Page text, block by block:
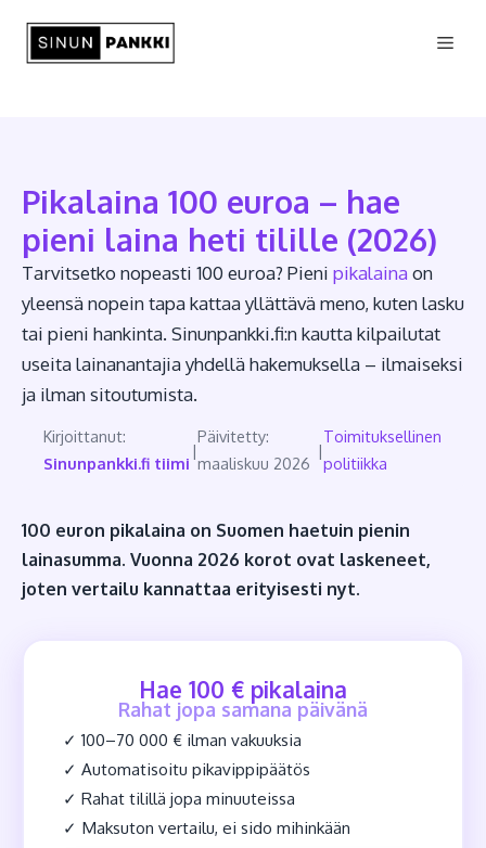
sisältöön
Pikalaina 100 euroa – hae
pieni laina heti tilille (2026)
Tarvitsetko nopeasti 100 euroa? Pieni pikalaina on
yleensä nopein tapa kattaa yllättävä meno, kuten lasku
tai pieni hankinta. Sinunpankki.fi:n kautta kilpailutat
useita lainanantajia yhdellä hakemuksella – ilmaiseksi
ja ilman sitoutumista.
Kirjoittanut:
Sinunpankki.fi tiimi
|
Päivitetty:
maaliskuu 2026
|
Toimituksellinen
politiikka
100 euron pikalaina on Suomen haetuin pienin
lainasumma. Vuonna 2026 korot ovat laskeneet,
joten vertailu kannattaa erityisesti nyt.
Hae 100 € pikalaina
Rahat jopa samana päivänä
✓ 100–70 000 € ilman vakuuksia
✓ Automatisoitu pikavippipäätös
✓ Rahat tilillä jopa minuuteissa
✓ Maksuton vertailu, ei sido mihinkään